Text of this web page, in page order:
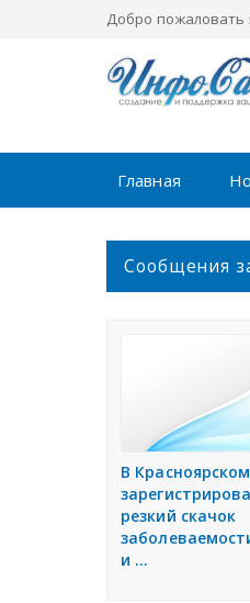
Добро пожаловать
Главная
Сообщения
В
резкий скачок
и ...